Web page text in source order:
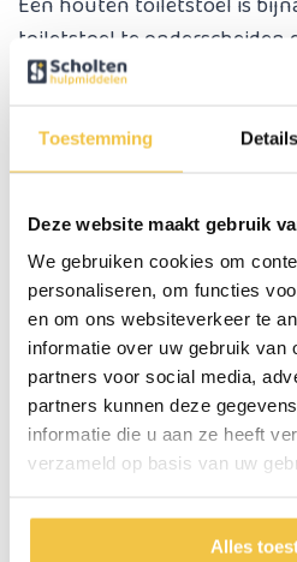
Toestemming Details
Deze website maakt gebruik
We gebruiken cookies om
personaliseren, om functies
en om ons websiteverkeer te
informatie over uw gebruik van
partners voor social media,
partners kunnen deze
informatie die u aan ze heeft
verzameld op basis van uw
Alles
toiletstoel te onderscheiden
tussen het normale
mensen met beperkte
het gebruik van het toilet.
ontwerp. Zodoende is het
dat ook nog eens stijlvol
Eigenschappen
toiletstoel
Duurzaam materiaal:het
en robuust, waardoor de
levensduur heeft.
behandeld om